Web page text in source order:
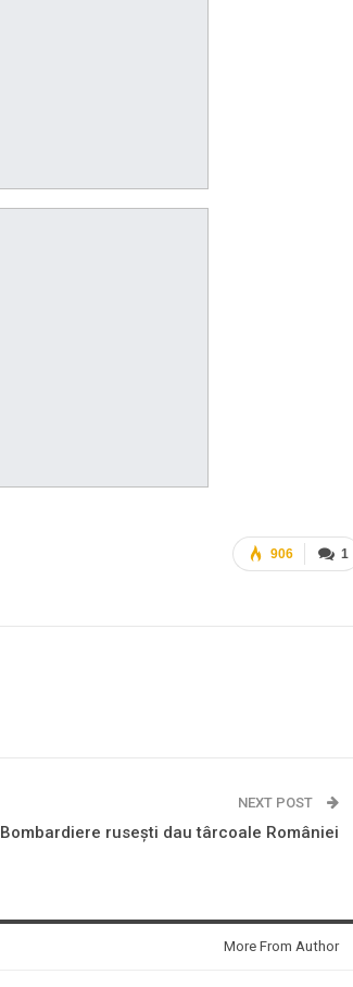
1
906
NEXT POST
Bombardiere ruseşti dau târcoale României
More From Author